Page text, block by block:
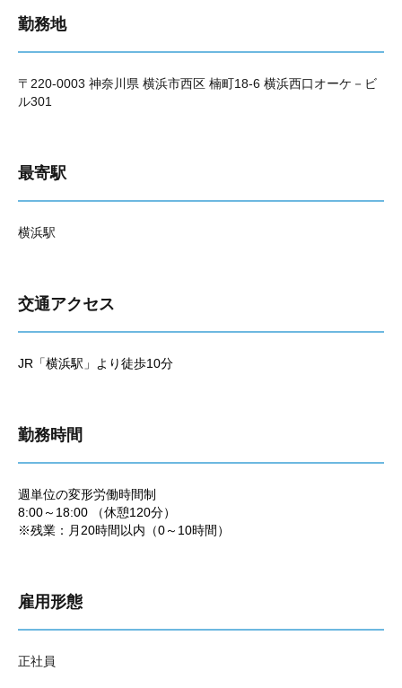
勤務地
〒220-0003 神奈川県 横浜市西区 楠町18-6 横浜西口オーケ－ビ
ル301
最寄駅
横浜駅
交通アクセス
JR「横浜駅」より徒歩10分
勤務時間
週単位の変形労働時間制
8:00～18:00 （休憩120分）
※残業：月20時間以内（0～10時間）
雇用形態
正社員